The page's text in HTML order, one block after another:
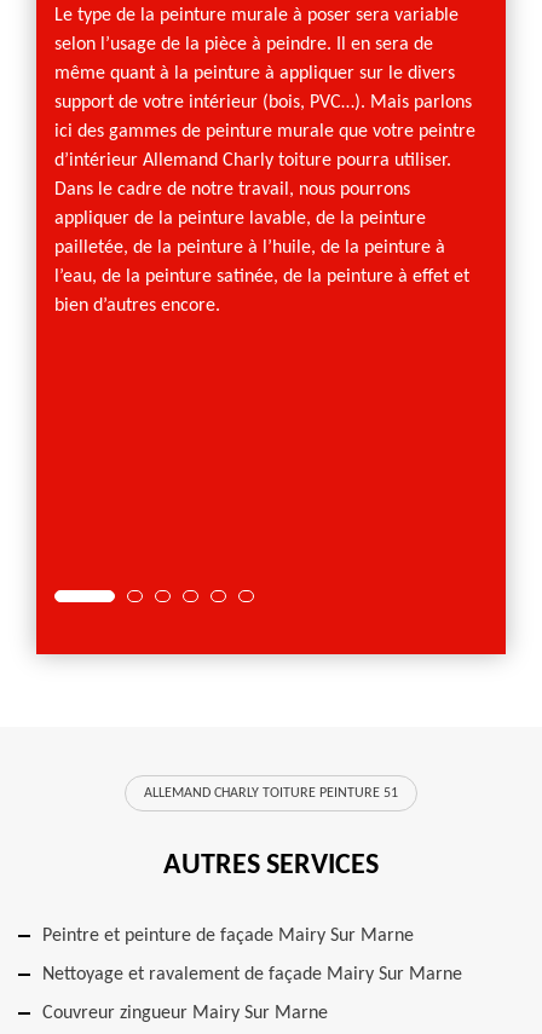
Le type de la peinture murale à poser sera variable
selon l’usage de la pièce à peindre. Il en sera de
même quant à la peinture à appliquer sur le divers
support de votre intérieur (bois, PVC…). Mais parlons
ici des gammes de peinture murale que votre peintre
d’intérieur Allemand Charly toiture pourra utiliser.
Dans le cadre de notre travail, nous pourrons
appliquer de la peinture lavable, de la peinture
pailletée, de la peinture à l’huile, de la peinture à
l’eau, de la peinture satinée, de la peinture à effet et
bien d’autres encore.
ALLEMAND CHARLY TOITURE PEINTURE 51
AUTRES SERVICES
Peintre et peinture de façade Mairy Sur Marne
Nettoyage et ravalement de façade Mairy Sur Marne
Couvreur zingueur Mairy Sur Marne